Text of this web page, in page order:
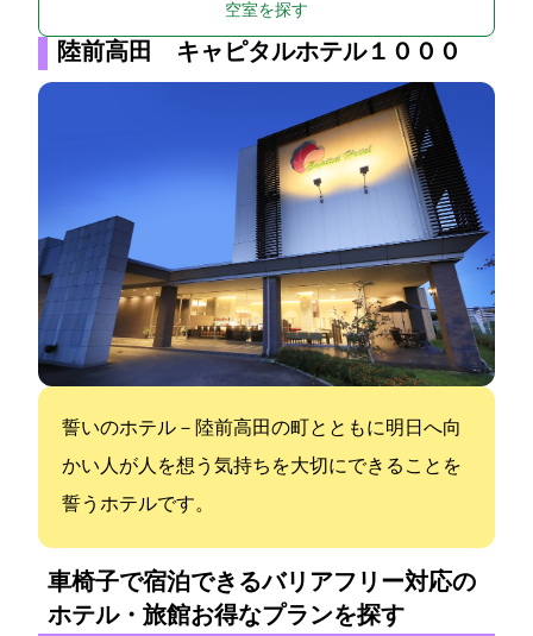
空室を探す
陸前高田 キャピタルホテル１０００
誓いのホテル－陸前高田の町とともに明日へ向
かい人が人を想う気持ちを大切にできることを
誓うホテルです。
車椅子で宿泊できるバリアフリー対応の
ホテル・旅館:お得なプランを探す